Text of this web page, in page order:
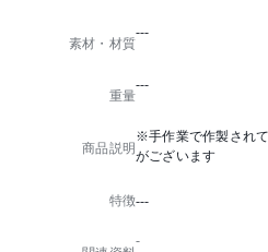
素材・材質
---
重量
---
商品説明
※手作業で作製され
がございます
特徴---
-